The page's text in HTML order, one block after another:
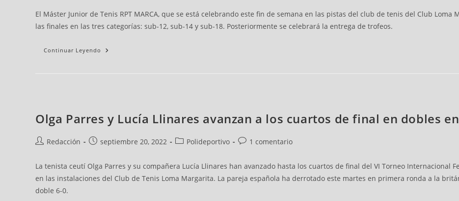
El Máster Junior de Tenis RPT MARCA, que se está celebrando este fin de semana en las pistas del club de tenis del Club
las finales en las tres categorías: sub-12, sub-14 y sub-18. Posteriormente se celebrará la entrega de trofeos.
Continuar Leyendo
Olga Parres y Lucía Llinares avanzan a los cuartos de final en dobles
Redacción septiembre 20, 2022 Polideportivo 1 comentario
La tenista ceutí Olga Parres y su compañera Lucía Llinares han avanzado hasta los cuartos de final del VI Torneo Internacional
en las instalaciones del Club de Tenis Loma Margarita. La pareja española ha derrotado este martes en primera ronda a la
doble 6-0.